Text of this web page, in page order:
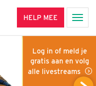
HELP MEE
Log in of meld je
gratis aan en volg
alle livestreams